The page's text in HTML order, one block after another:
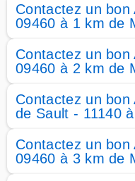
Contactez un
09460 à 1 km de
Contactez un
09460 à 2 km de
Contactez un
de Sault - 11140
Contactez un
09460 à 3 km de